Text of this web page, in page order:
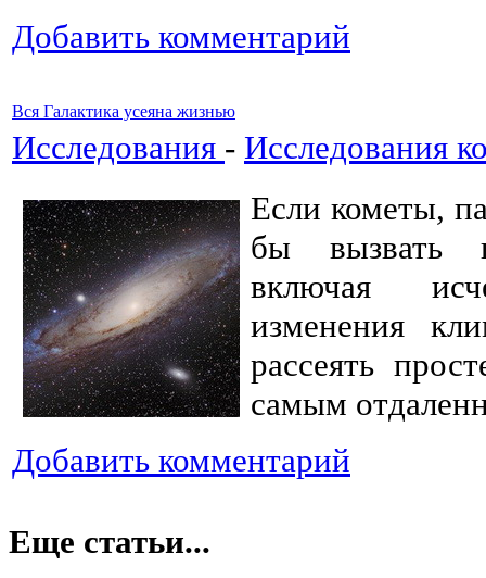
Добавить комментарий
Вся Галактика усеяна жизнью
Исследования - Исследования
Если кометы,
бы вызвать
включая
изменения
рассеять
самым
Добавить комментарий
Еще статьи...